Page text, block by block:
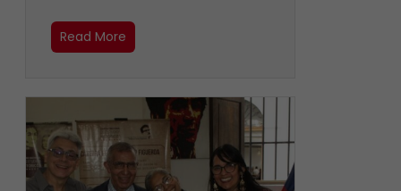
Read More